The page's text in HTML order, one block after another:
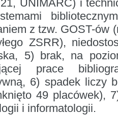
UNIMARC) i
z tzw. GOST-ów
ZSRR),
5) brak, na
prace
6) spadek liczy
49 placówek),
i informatologii.